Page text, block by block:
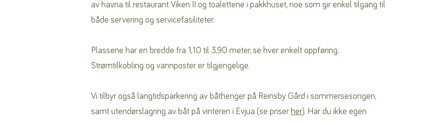
av havna til restaurant Viken II og toalettene i pakkhuset, noe som gir enkel tilgang til
både servering og servicefasiliteter.
Plassene har en bredde fra 1,10 til 3,90 meter, se hver enkelt oppføring.
Strømtilkobling og vannposter er tilgjengelige.
Vi tilbyr også langtidsparkering av båthenger på Reinsby Gård i sommersesongen,
samt utendørslagring av båt på vinteren i Evjua (se priser her). Har du ikke egen